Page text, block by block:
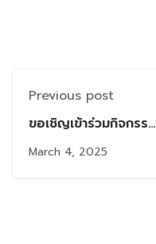
Previous post
ขอเชิญเข้าร่วมกิจกรรม
Firm 2/2024 : ATA
IT (National Bank of
March 4, 2025